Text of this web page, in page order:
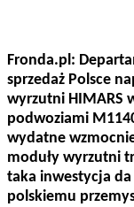
Fronda.pl:
sprzedaż Polsce
wyrzutni HIMARS
podwoziami
wydatne
moduły wyrzutni
taka inwestycja
polskiemu